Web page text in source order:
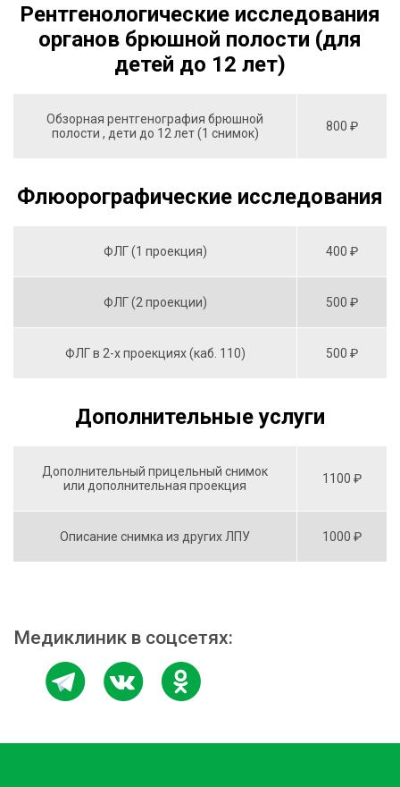
Рентгенологические исследования
органов брюшной полости (для
детей до 12 лет)
Обзорная рентгенография брюшной
полости , дети до 12 лет (1 снимок)
800 ₽
Флюорографические исследования
ФЛГ (1 проекция) 400 ₽
ФЛГ (2 проекции) 500 ₽
ФЛГ в 2-х проекциях (каб. 110) 500 ₽
Дополнительные услуги
Дополнительный прицельный снимок
или дополнительная проекция
1100 ₽
Описание снимка из других ЛПУ 1000 ₽
Медиклиник в соцсетях: